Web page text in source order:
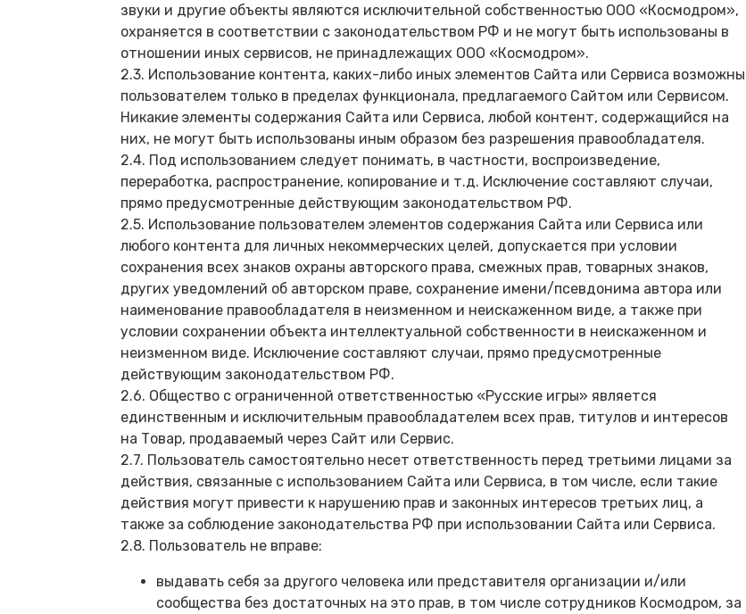
звуки и другие объекты являются исключительной собственностью ООО «Космодром»,
охраняется в соответствии с законодательством РФ и не могут быть использованы в
отношении иных сервисов, не принадлежащих ООО «Космодром».
2.3. Использование контента, каких-либо иных элементов Сайта или Сервиса возможны
пользователем только в пределах функционала, предлагаемого Сайтом или Сервисом.
Никакие элементы содержания Сайта или Сервиса, любой контент, содержащийся на
них, не могут быть использованы иным образом без разрешения правообладателя.
2.4. Под использованием следует понимать, в частности, воспроизведение,
переработка, распространение, копирование и т.д. Исключение составляют случаи,
прямо предусмотренные действующим законодательством РФ.
2.5. Использование пользователем элементов содержания Сайта или Сервиса или
любого контента для личных некоммерческих целей, допускается при условии
сохранения всех знаков охраны авторского права, смежных прав, товарных знаков,
других уведомлений об авторском праве, сохранение имени/псевдонима автора или
наименование правообладателя в неизменном и неискаженном виде, а также при
условии сохранении объекта интеллектуальной собственности в неискаженном и
неизменном виде. Исключение составляют случаи, прямо предусмотренные
действующим законодательством РФ.
2.6. Общество с ограниченной ответственностью «Русские игры» является
единственным и исключительным правообладателем всех прав, титулов и интересов
на Товар, продаваемый через Сайт или Сервис.
2.7. Пользователь самостоятельно несет ответственность перед третьими лицами за
действия, связанные с использованием Сайта или Сервиса, в том числе, если такие
действия могут привести к нарушению прав и законных интересов третьих лиц, а
также за соблюдение законодательства РФ при использовании Сайта или Сервиса.
2.8. Пользователь не вправе:
выдавать себя за другого человека или представителя организации и/или
сообщества без достаточных на это прав, в том числе сотрудников Космодром, за